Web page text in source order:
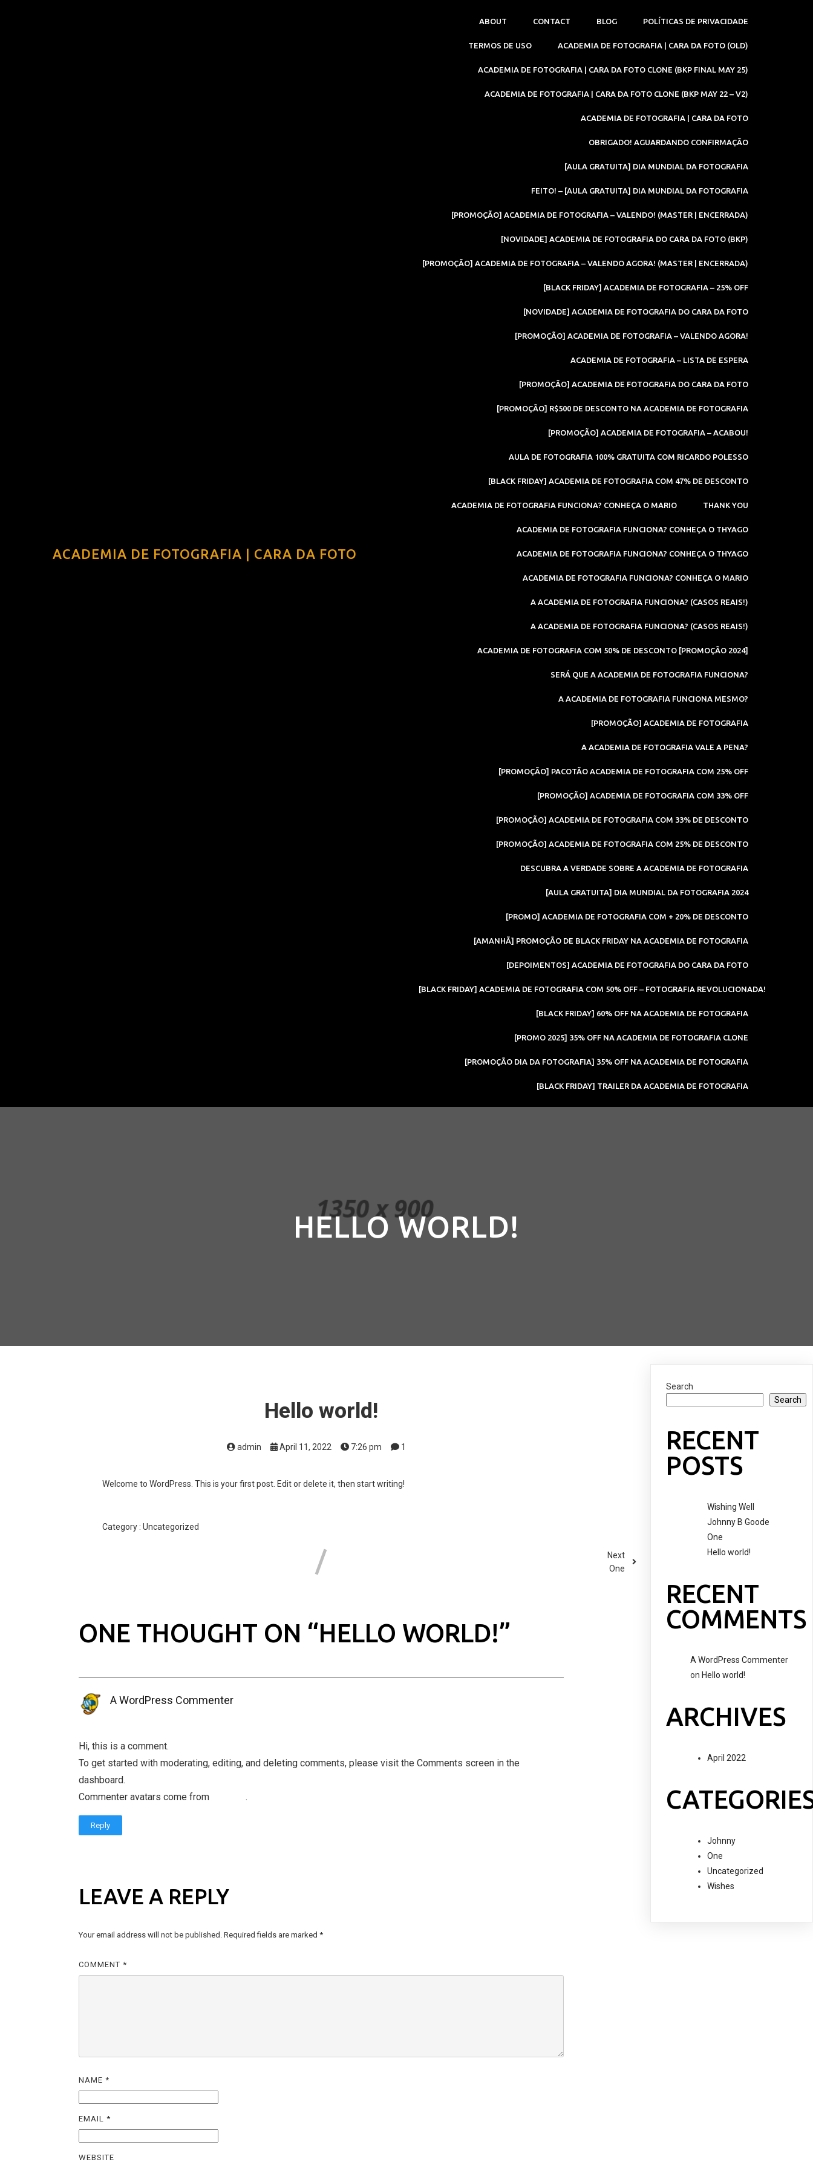
ACADEMIA DE FOTOGRAFIA | CARA DA FOTO
ABOUT CONTACT BLOG POLÍTICAS DE PRIVACIDADE
TERMOS DE USO ACADEMIA DE FOTOGRAFIA | CARA DA FOTO (OLD)
ACADEMIA DE FOTOGRAFIA | CARA DA FOTO CLONE (BKP FINAL MAY 25)
ACADEMIA DE FOTOGRAFIA | CARA DA FOTO CLONE (BKP MAY 22 – V2)
ACADEMIA DE FOTOGRAFIA | CARA DA FOTO
OBRIGADO! AGUARDANDO CONFIRMAÇÃO
[AULA GRATUITA] DIA MUNDIAL DA FOTOGRAFIA
FEITO! – [AULA GRATUITA] DIA MUNDIAL DA FOTOGRAFIA
[PROMOÇÃO] ACADEMIA DE FOTOGRAFIA – VALENDO! (MASTER | ENCERRADA)
[NOVIDADE] ACADEMIA DE FOTOGRAFIA DO CARA DA FOTO (BKP)
[PROMOÇÃO] ACADEMIA DE FOTOGRAFIA – VALENDO AGORA! (MASTER | ENCERRADA)
[BLACK FRIDAY] ACADEMIA DE FOTOGRAFIA – 25% OFF
[NOVIDADE] ACADEMIA DE FOTOGRAFIA DO CARA DA FOTO
[PROMOÇÃO] ACADEMIA DE FOTOGRAFIA – VALENDO AGORA!
ACADEMIA DE FOTOGRAFIA – LISTA DE ESPERA
[PROMOÇÃO] ACADEMIA DE FOTOGRAFIA DO CARA DA FOTO
[PROMOÇÃO] R$500 DE DESCONTO NA ACADEMIA DE FOTOGRAFIA
[PROMOÇÃO] ACADEMIA DE FOTOGRAFIA – ACABOU!
AULA DE FOTOGRAFIA 100% GRATUITA COM RICARDO POLESSO
[BLACK FRIDAY] ACADEMIA DE FOTOGRAFIA COM 47% DE DESCONTO
ACADEMIA DE FOTOGRAFIA FUNCIONA? CONHEÇA O MARIO THANK YOU
ACADEMIA DE FOTOGRAFIA FUNCIONA? CONHEÇA O THYAGO
ACADEMIA DE FOTOGRAFIA FUNCIONA? CONHEÇA O THYAGO
ACADEMIA DE FOTOGRAFIA FUNCIONA? CONHEÇA O MARIO
A ACADEMIA DE FOTOGRAFIA FUNCIONA? (CASOS REAIS!)
A ACADEMIA DE FOTOGRAFIA FUNCIONA? (CASOS REAIS!)
ACADEMIA DE FOTOGRAFIA COM 50% DE DESCONTO [PROMOÇÃO 2024]
SERÁ QUE A ACADEMIA DE FOTOGRAFIA FUNCIONA?
A ACADEMIA DE FOTOGRAFIA FUNCIONA MESMO?
[PROMOÇÃO] ACADEMIA DE FOTOGRAFIA
A ACADEMIA DE FOTOGRAFIA VALE A PENA?
[PROMOÇÃO] PACOTÃO ACADEMIA DE FOTOGRAFIA COM 25% OFF
[PROMOÇÃO] ACADEMIA DE FOTOGRAFIA COM 33% OFF
[PROMOÇÃO] ACADEMIA DE FOTOGRAFIA COM 33% DE DESCONTO
[PROMOÇÃO] ACADEMIA DE FOTOGRAFIA COM 25% DE DESCONTO
DESCUBRA A VERDADE SOBRE A ACADEMIA DE FOTOGRAFIA
[AULA GRATUITA] DIA MUNDIAL DA FOTOGRAFIA 2024
[PROMO] ACADEMIA DE FOTOGRAFIA COM + 20% DE DESCONTO
[AMANHÃ] PROMOÇÃO DE BLACK FRIDAY NA ACADEMIA DE FOTOGRAFIA
[DEPOIMENTOS] ACADEMIA DE FOTOGRAFIA DO CARA DA FOTO
[BLACK FRIDAY] ACADEMIA DE FOTOGRAFIA COM 50% OFF – FOTOGRAFIA REVOLUCIONADA!
[BLACK FRIDAY] 60% OFF NA ACADEMIA DE FOTOGRAFIA
[PROMO 2025] 35% OFF NA ACADEMIA DE FOTOGRAFIA CLONE
[PROMOÇÃO DIA DA FOTOGRAFIA] 35% OFF NA ACADEMIA DE FOTOGRAFIA
[BLACK FRIDAY] TRAILER DA ACADEMIA DE FOTOGRAFIA
HELLO WORLD!
Hello world!
admin April 11, 2022 7:26 pm 1
Welcome to WordPress. This is your first post. Edit or delete it, then start writing!
Category : Uncategorized
Next
One
ONE THOUGHT ON “HELLO WORLD!”
A WordPress Commenter
Hi, this is a comment.
To get started with moderating, editing, and deleting comments, please visit the Comments screen in the
dashboard.
Commenter avatars come from
Gravatar.
Reply
LEAVE A REPLY
Your email address will not be published. Required fields are marked*
COMMENT*
NAME*
EMAIL*
WEBSITE
Search
Search
RECENT
POSTS
Wishing Well
Johnny B Goode
One
Hello world!
RECENT
COMMENTS
A WordPress Commenter
on Hello world!
ARCHIVES
April 2022
Johnny
One
Uncategorized
Wishes